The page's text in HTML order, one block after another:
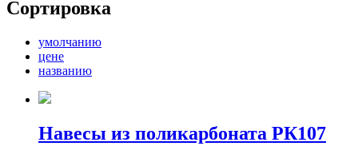
Сортировка
умолчанию
цене
названию
Навесы из поликарбоната РК107